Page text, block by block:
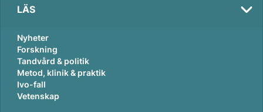
LÄS
Nyheter
Forskning
Tandvård & politik
Metod, klinik & praktik
Ivo-fall
Vetenskap